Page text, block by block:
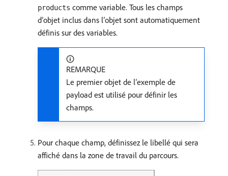
products comme variable. Tous les champs
d’objet inclus dans l’objet sont automatiquement
définis sur des variables.
REMARQUE
Le premier objet de l’exemple de
payload est utilisé pour définir les
champs.
Pour chaque champ, définissez le libellé qui sera
affiché dans la zone de travail du parcours.